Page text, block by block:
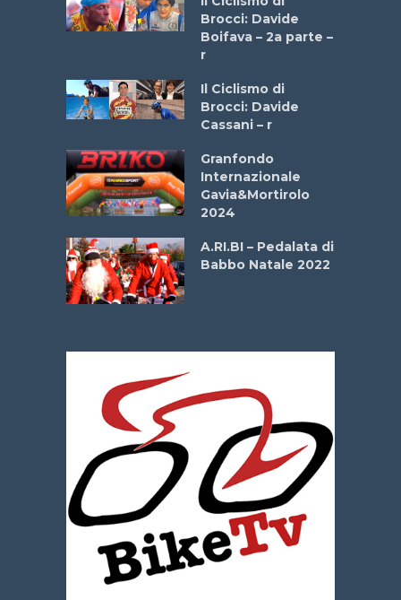
Brocci: Davide
Boifava – 2a parte –
r
Il Ciclismo di
Brocci: Davide
Cassani – r
Granfondo
Internazionale
Gavia&Mortirolo
2024
A.RI.BI – Pedalata di
Babbo Natale 2022